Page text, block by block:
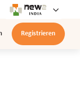
Registrieren